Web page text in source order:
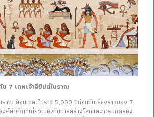
7 เทพเจ้าอียิปต์โบราณ
าณ ย้อนเวลาไปราว 5,000 ปีก่อนกับเรื่องราวของ 7
งค์สำคัญที่เกี่ยวเนื่องกับการสร้างโลกและการปกครอง